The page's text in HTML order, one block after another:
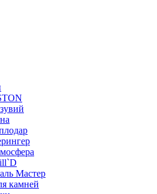
Мастер
камней